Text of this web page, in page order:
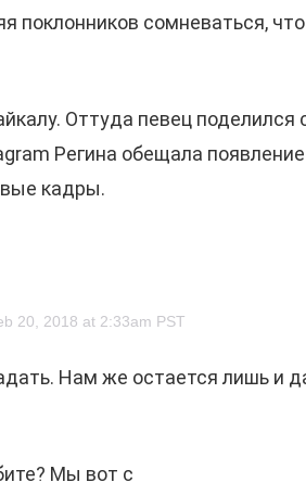
поклонников сомневаться,
Оттуда певец поделился
Регина обещала
кадры.
20, 2018 at 2:33am PST
Нам же остается лишь и
Мы вот с